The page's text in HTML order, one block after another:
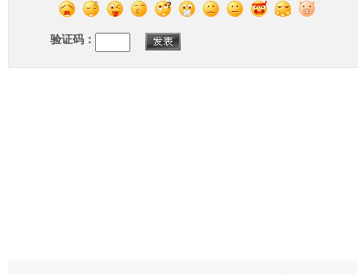
验证码：